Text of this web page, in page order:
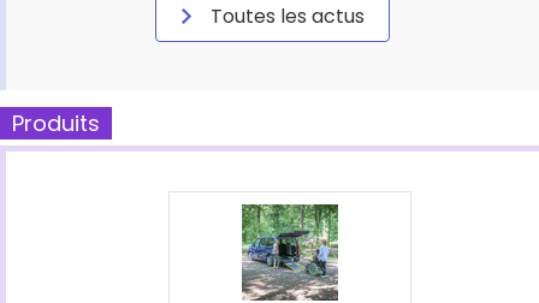
Toutes les actus
Produits